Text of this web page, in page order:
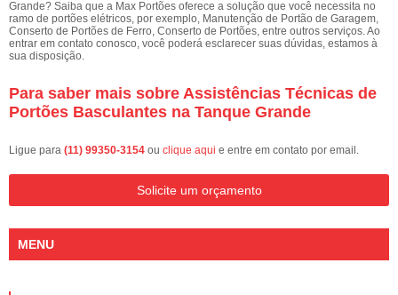
Grande? Saiba que a Max Portões oferece a solução que você necessita no
ramo de portões elétricos, por exemplo, Manutenção de Portão de Garagem,
Conserto de Portões de Ferro, Conserto de Portões, entre outros serviços. Ao
entrar em contato conosco, você poderá esclarecer suas dúvidas, estamos à
sua disposição.
Para saber mais sobre Assistências Técnicas de
Portões Basculantes na Tanque Grande
Ligue para (11) 99350-3154 ou clique aqui e entre em contato por email.
Solicite um orçamento
MENU